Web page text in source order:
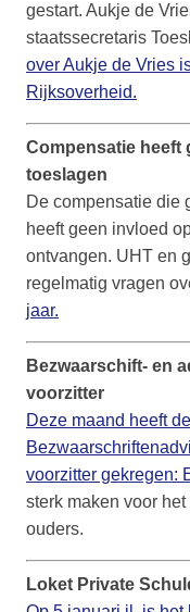
gestart. Aukje de
staatssecretaris
over Aukje de Vries
Rijksoverheid.
Compensatie heeft
toeslagen
De compensatie die
heeft geen invloed
ontvangen. UHT en
regelmatig vragen
jaar.
Bezwaarschift- en
voorzitter
Deze maand heeft de
voorzitter gekregen:
sterk maken voor
ouders.
Loket Private